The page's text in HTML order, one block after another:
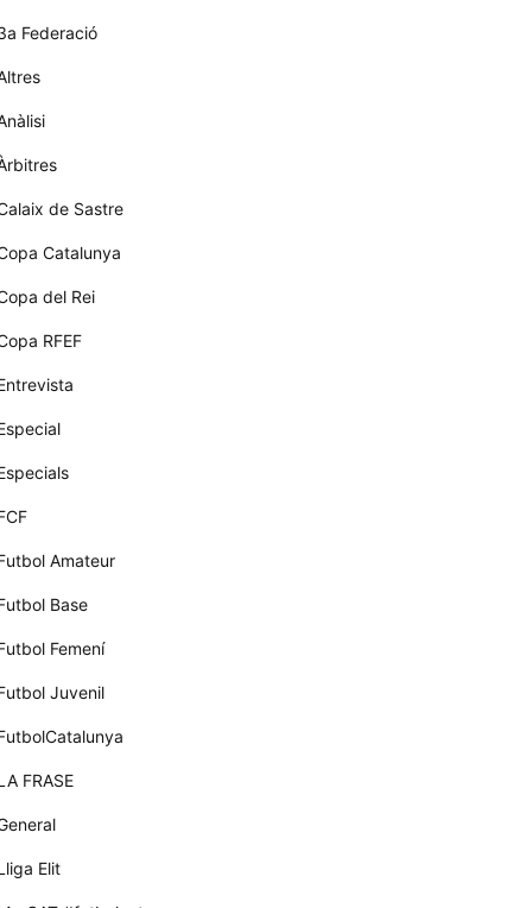
Federació
de Sastre
Catalunya
del Rei
RFEF
Amateur
Base
Femení
Juvenil
FRASE
Elit